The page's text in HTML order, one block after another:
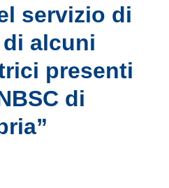
servizio di
alcuni
presenti
di